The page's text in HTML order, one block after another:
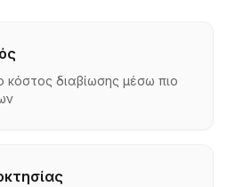
διαβίωσης μέσω πιο